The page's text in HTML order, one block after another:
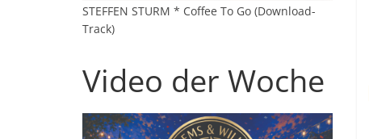
STEFFEN STURM * Coffee To Go (Download-
Track)
Video der Woche